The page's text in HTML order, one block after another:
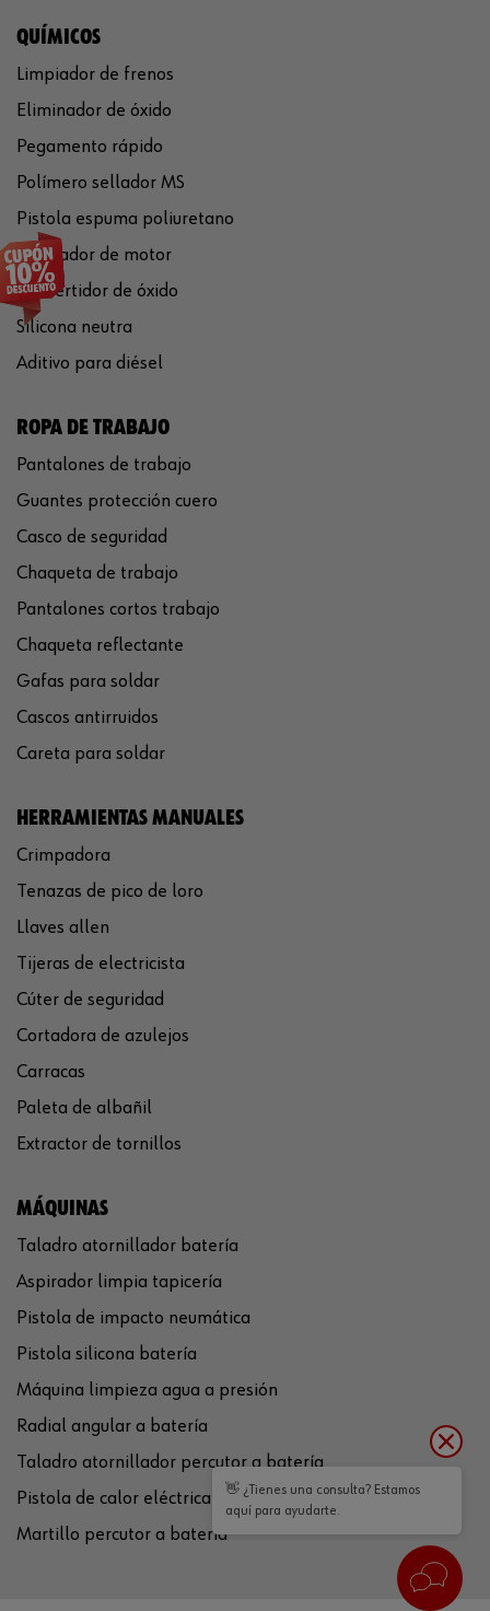
QUÍMICOS
Limpiador de frenos
Eliminador de óxido
Pegamento rápido
Polímero sellador MS
Pistola espuma poliuretano
Limpiador de motor
Convertidor de óxido
Silicona neutra
Aditivo para diésel
ROPA DE TRABAJO
Pantalones de trabajo
Guantes protección cuero
Casco de seguridad
Chaqueta de trabajo
Pantalones cortos trabajo
Chaqueta reflectante
Gafas para soldar
Cascos antirruidos
Careta para soldar
HERRAMIENTAS MANUALES
Crimpadora
Tenazas de pico de loro
Llaves allen
Tijeras de electricista
Cúter de seguridad
Cortadora de azulejos
Carracas
Paleta de albañil
Extractor de tornillos
MÁQUINAS
Taladro atornillador batería
Aspirador limpia tapicería
Pistola de impacto neumática
Pistola silicona batería
Máquina limpieza agua a presión
Radial angular a batería
Taladro atornillador percutor a batería
Pistola de calor eléctrica
Martillo percutor a batería
👋 ¿Tienes una consulta? Estamos
aquí para ayudarte.